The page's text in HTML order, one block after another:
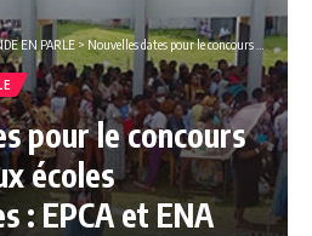
EN PARLE>Nouvelles dates pour le concours d’admission aux écoles administratives : EPCA et ENA
pour le concours
écoles
: EPCA et ENA